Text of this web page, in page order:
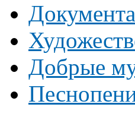
Добрые